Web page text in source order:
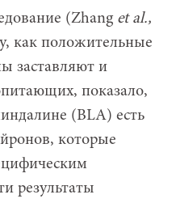
(Zhang et al.,
как положительные
заставляют и
показало,
(BLA) есть
которые
результаты